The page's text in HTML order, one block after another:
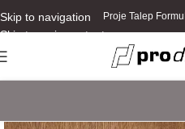
Skip to navigation
Skip to main content
Proje Talep Formu